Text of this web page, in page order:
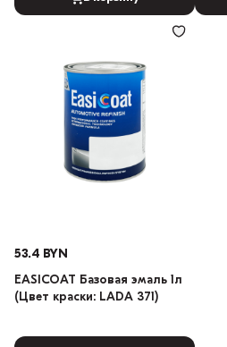
53.4 BYN
EASICOAT Базовая эмаль 1л
(Цвет краски: LADA 371)